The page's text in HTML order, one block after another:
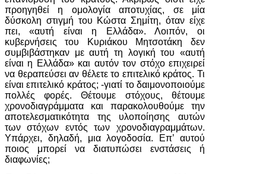
προηγηθεί η ομολογία αποτυχίας, σε μία
δύσκολη στιγμή του Κώστα Σημίτη, όταν είχε
πει, «αυτή είναι η Ελλάδα». Λοιπόν, οι
κυβερνήσεις του Κυριάκου Μητσοτάκη δεν
συμβιβάστηκαν με αυτή τη λογική του «αυτή
είναι η Ελλάδα» και αυτόν τον στόχο επιχειρεί
να θεραπεύσει αν θέλετε το επιτελικό κράτος. Τι
είναι επιτελικό κράτος; -γιατί το δαιμονοποιούμε
πολλές φορές. Θέτουμε στόχους, θέτουμε
χρονοδιαγράμματα και παρακολουθούμε την
αποτελεσματικότητα της υλοποίησης αυτών
των στόχων εντός των χρονοδιαγραμμάτων.
Υπάρχει, δηλαδή, μια λογοδοσία. Επ’ αυτού
ποιος μπορεί να διατυπώσει ενστάσεις ή
διαφωνίες;